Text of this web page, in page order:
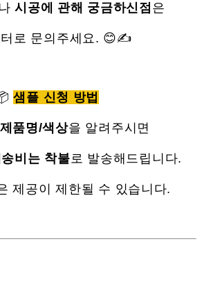
시공에 관해 궁금하신점 은
터로 문의주세요. 😊✍
샘플 신청 방법
제품명/색상을 알려주시면
비는 착불로 발송해드립니다.
제공이 제한될 수 있습니다.